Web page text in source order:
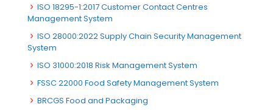
ISO 18295-1:2017 Customer Contact Centres
Management System
ISO 28000:2022 Supply Chain Security Management
System
ISO 31000:2018 Risk Management System
FSSC 22000 Food Safety Management System
BRCGS Food and Packaging